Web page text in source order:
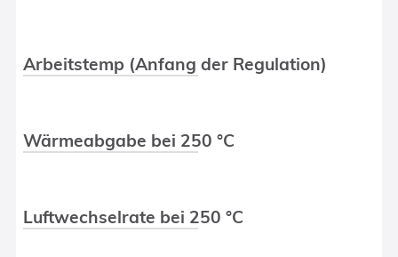
Arbeitstemp (Anfang der Regulation)
Wärmeabgabe bei 250 °C
Luftwechselrate bei 250 °C